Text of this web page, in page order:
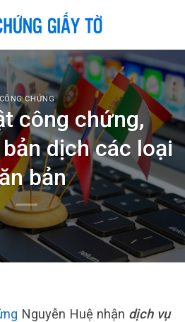
CHỨNG
công chứng,
dịch các loại
bản
Nguyễn Huệ nhận dịch vụ